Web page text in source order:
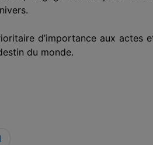
d’importance aux
du monde.